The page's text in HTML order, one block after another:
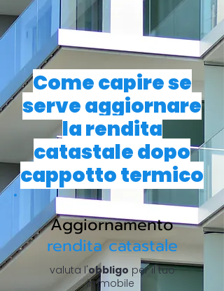
Come capire se
serve aggiornare
la rendita
catastale dopo
cappotto termico
Aggiornamento
rendita catastale
valuta l'obbligo per il tuo
immobile